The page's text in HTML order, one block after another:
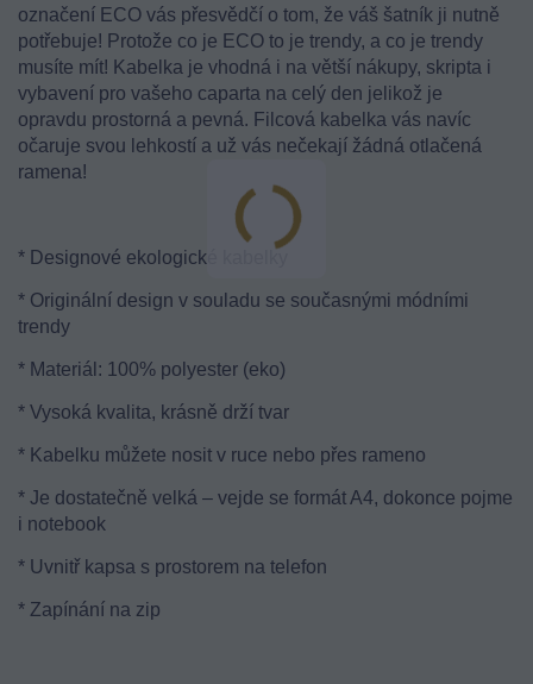
označení ECO vás přesvědčí o tom, že váš šatník ji nutně
potřebuje! Protože co je ECO to je trendy, a co je trendy
musíte mít! Kabelka je vhodná i na větší nákupy, skripta i
vybavení pro vašeho caparta na celý den jelikož je
opravdu prostorná a pevná. Filcová kabelka vás navíc
očaruje svou lehkostí a už vás nečekají žádná otlačená
ramena!
* Designové ekologické kabelky
* Originální design v souladu se současnými módními
trendy
* Materiál: 100% polyester (eko)
* Vysoká kvalita, krásně drží tvar
* Kabelku můžete nosit v ruce nebo přes rameno
* Je dostatečně velká – vejde se formát A4, dokonce pojme
i notebook
* Uvnitř kapsa s prostorem na telefon
* Zapínání na zip